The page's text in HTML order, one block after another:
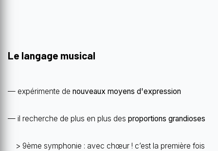
Le langage musical
— expérimente de nouveaux moyens d'expression
— il recherche de plus en plus des proportions grandioses
> 9ème symphonie : avec chœur ! c’est la première fois